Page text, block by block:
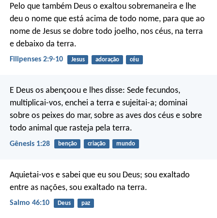
Pelo que também Deus o exaltou sobremaneira e lhe
deu o nome que está acima de todo nome, para que ao
nome de Jesus se dobre todo joelho, nos céus, na terra
e debaixo da terra.
Filipenses 2:9-10 Jesus adoração céu
E Deus os abençoou e lhes disse: Sede fecundos,
multiplicai-vos, enchei a terra e sujeitai-a; dominai
sobre os peixes do mar, sobre as aves dos céus e sobre
todo animal que rasteja pela terra.
Gênesis 1:28 benção criação mundo
Aquietai-vos e sabei que eu sou Deus; sou exaltado
entre as nações, sou exaltado na terra.
Salmo 46:10 Deus paz